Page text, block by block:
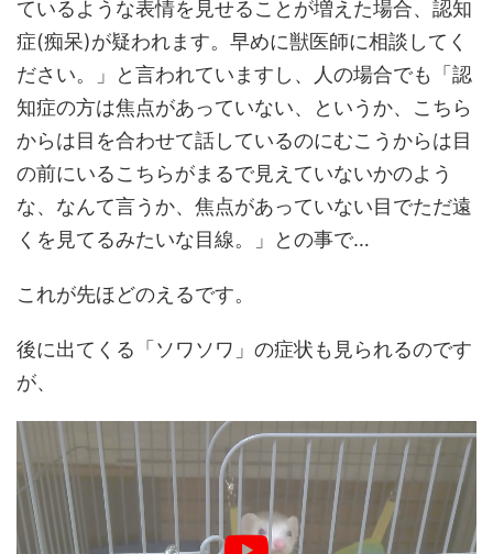
ているような表情を見せることが増えた場合、認知
症(痴呆)が疑われます。早めに獣医師に相談してく
ださい。」と言われていますし、人の場合でも「認
知症の方は焦点があっていない、というか、こちら
からは目を合わせて話しているのにむこうからは目
の前にいるこちらがまるで見えていないかのよう
な、なんて言うか、焦点があっていない目でただ遠
くを見てるみたいな目線。」との事で…
これが先ほどのえるです。
後に出てくる「ソワソワ」の症状も見られるのです
が、